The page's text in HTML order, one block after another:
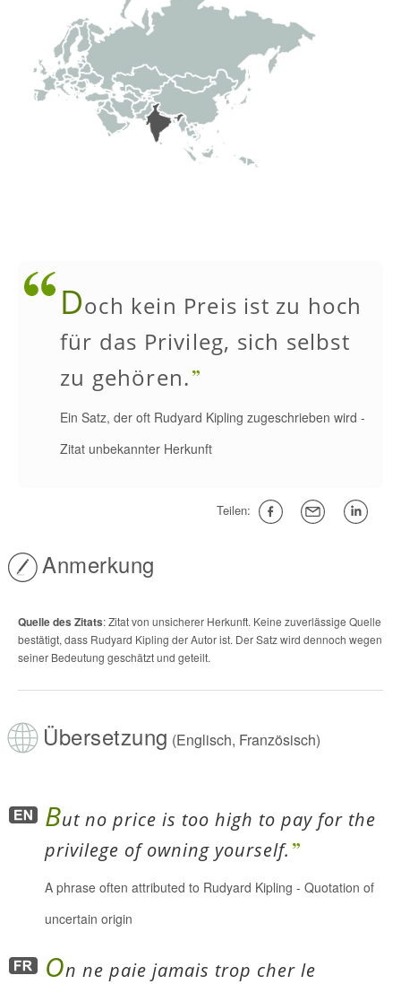
Doch kein Preis ist zu hoch
für das Privileg, sich selbst
zu gehören.
Ein Satz, der oft Rudyard Kipling zugeschrieben wird -
Zitat unbekannter Herkunft
Teilen:
Anmerkung
Quelle des Zitats: Zitat von unsicherer Herkunft. Keine zuverlässige Quelle
bestätigt, dass Rudyard Kipling der Autor ist. Der Satz wird dennoch wegen
seiner Bedeutung geschätzt und geteilt.
Übersetzung (Englisch, Französisch)
But no price is too high to pay for the
privilege of owning yourself.
A phrase often attributed to Rudyard Kipling - Quotation of
uncertain origin
On ne paie jamais trop cher le